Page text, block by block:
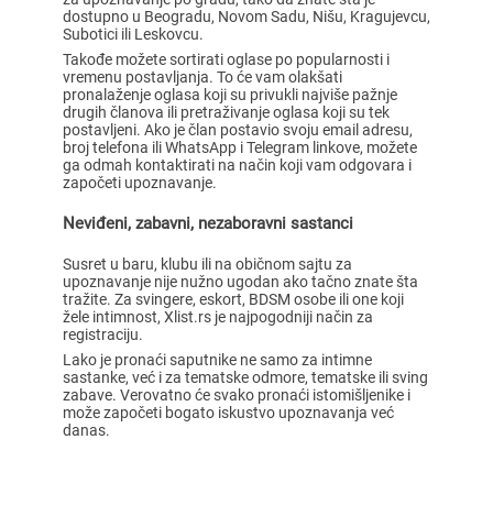
dostupno u Beogradu, Novom Sadu, Nišu, Kragujevcu,
Subotici ili Leskovcu.
Takođe možete sortirati oglase po popularnosti i
vremenu postavljanja. To će vam olakšati
pronalaženje oglasa koji su privukli najviše pažnje
drugih članova ili pretraživanje oglasa koji su tek
postavljeni. Ako je član postavio svoju email adresu,
broj telefona ili WhatsApp i Telegram linkove, možete
ga odmah kontaktirati na način koji vam odgovara i
započeti upoznavanje.
Neviđeni, zabavni, nezaboravni sastanci
Susret u baru, klubu ili na običnom sajtu za
upoznavanje nije nužno ugodan ako tačno znate šta
tražite. Za svingere, eskort, BDSM osobe ili one koji
žele intimnost, Xlist.rs je najpogodniji način za
registraciju.
Lako je pronaći saputnike ne samo za intimne
sastanke, već i za tematske odmore, tematske ili sving
zabave. Verovatno će svako pronaći istomišljenike i
može započeti bogato iskustvo upoznavanja već
danas.